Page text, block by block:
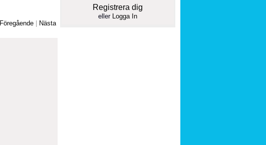
Föregående Nästa
Registrera dig
eller Logga In